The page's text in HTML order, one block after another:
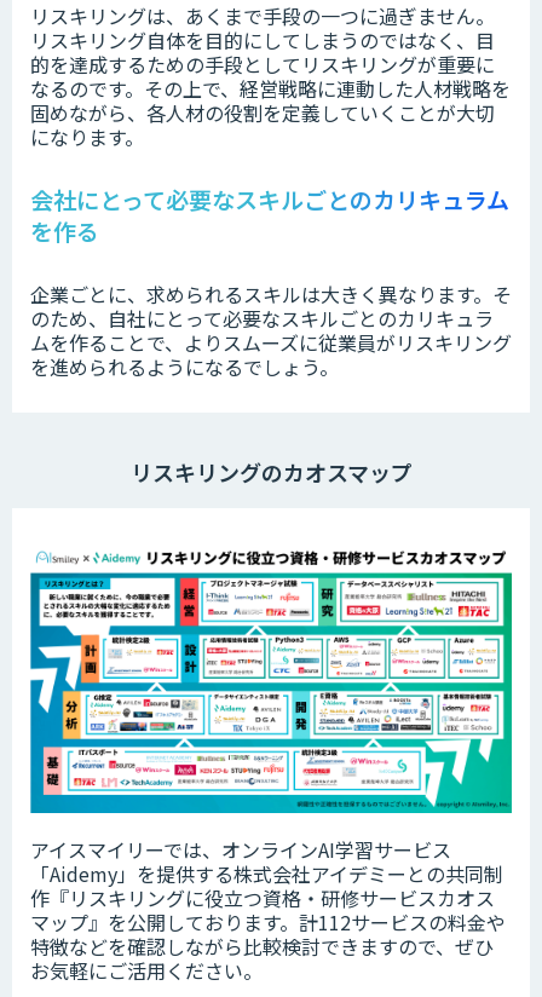
リスキリングは、あくまで手段の一つに過ぎません。
リスキリング自体を目的にしてしまうのではなく、目
的を達成するための手段としてリスキリングが重要に
なるのです。その上で、経営戦略に連動した人材戦略を
固めながら、各人材の役割を定義していくことが大切
になります。
会社にとって必要なスキルごとのカリキュラム
を作る
企業ごとに、求められるスキルは大きく異なります。そ
のため、自社にとって必要なスキルごとのカリキュラ
ムを作ることで、よりスムーズに従業員がリスキリング
を進められるようになるでしょう。
リスキリングのカオスマップ
アイスマイリーでは、オンラインAI学習サービス
「Aidemy」を提供する株式会社アイデミーとの共同制
作『リスキリングに役立つ資格・研修サービスカオス
マップ』を公開しております。計112サービスの料金や
特徴などを確認しながら比較検討できますので、ぜひ
お気軽にご活用ください。